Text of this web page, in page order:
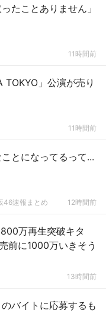
たことありません」
11時間前
」公演が売り
11時間前
とになってるって...
46速報まとめ 12時間前
万再生突破キタ
に1000万いきそう
13時間前
バイトに応募するも